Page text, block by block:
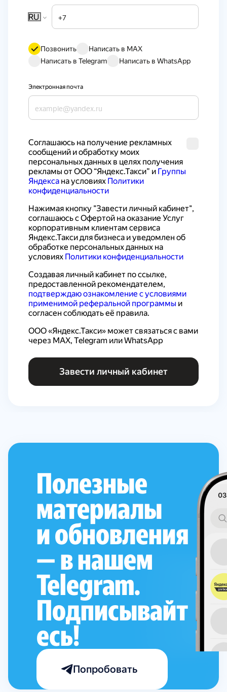
RU
Позвонить
Написать в MAX
Написать в Telegram
Написать в WhatsApp
Электронная почта
Cоглашаюсь на получение рекламных
сообщений и обработку моих
персональных данных в целях получения
рекламы от ООО “Яндекс.Такси” и Группы
Яндекса на условиях Политики
конфиденциальности
Нажимая кнопку "Завести личный кабинет",
соглашаюсь с Офертой на оказание Услуг
корпоративным клиентам сервиса
Яндекс.Такси для бизнеса и уведомлен об
обработке персональных данных на
условиях Политики конфиденциальности
Создавая личный кабинет по ссылке,
подтверждаю ознакомление с условиями
применимой реферальной программы и
согласен соблюдать её правила.
ООО «Яндекс.Такси» может связаться с вами
через MAX, Telegram или WhatsApp
Завести личный кабинет
Полезные
материалы
и обновления
— в нашем
Telegram.
Подписывайт
есь!
Попробовать